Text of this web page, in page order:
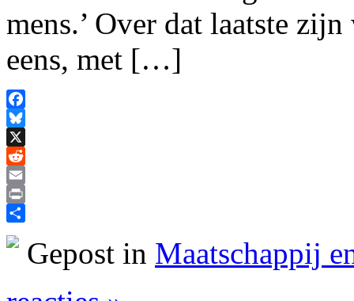
mens.’ Over dat laatste
eens, met […]
Facebook
Bluesky
X
Reddit
Email
Print
Gepost in Maatschappij